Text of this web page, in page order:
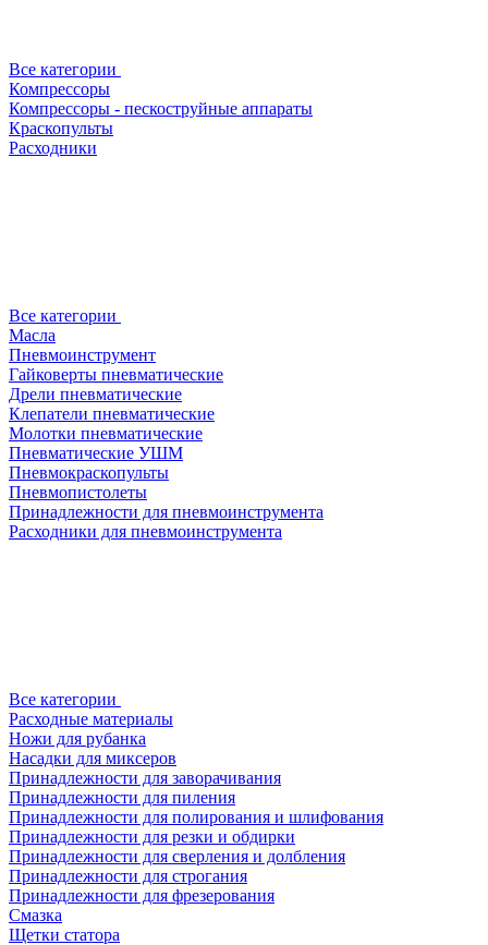
Все категории
Компрессоры
Компрессоры - пескоструйные аппараты
Краскопульты
Расходники
Все категории
Масла
Пневмоинструмент
Гайковерты пневматические
Дрели пневматические
Клепатели пневматические
Молотки пневматические
Пневматические УШМ
Пневмокраскопульты
Пневмопистолеты
Принадлежности для пневмоинструмента
Расходники для пневмоинструмента
Все категории
Расходные материалы
Ножи для рубанка
Насадки для миксеров
Принадлежности для заворачивания
Принадлежности для пиления
Принадлежности для полирования и шлифования
Принадлежности для резки и обдирки
Принадлежности для сверления и долбления
Принадлежности для строгания
Принадлежности для фрезерования
Смазка
Щетки статора